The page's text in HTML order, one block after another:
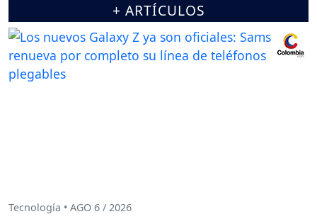
+ ARTÍCULOS
Tecnología • AGO 6 / 2026